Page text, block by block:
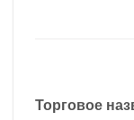
Торговое